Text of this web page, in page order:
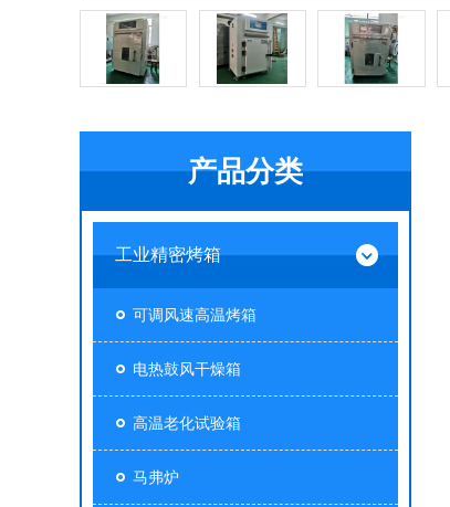
产品分类
工业精密烤箱
可调风速高温烤箱
电热鼓风干燥箱
高温老化试验箱
马弗炉